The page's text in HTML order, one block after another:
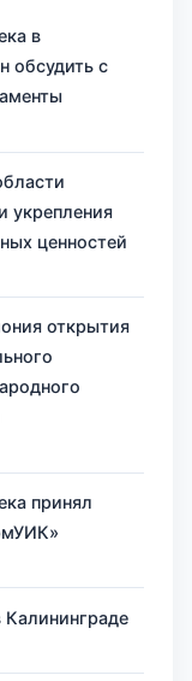
в
обсудить с
укрепления
ценностей
открытия
принял